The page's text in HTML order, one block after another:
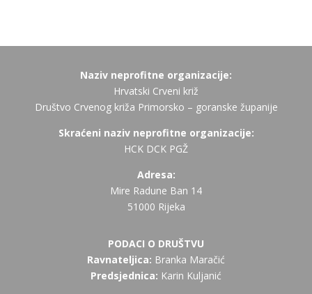
Naziv neprofitne organizacije:
Hrvatski Crveni križ
Društvo Crvenog križa Primorsko – goranske županije
Skraćeni naziv neprofitne organizacije:
HCK DCK PGŽ
Adresa:
Mire Radune Ban 14
51000 Rijeka
PODACI O DRUŠTVU
Ravnateljica: Branka Maračić
Predsjednica: Karin Kuljanić